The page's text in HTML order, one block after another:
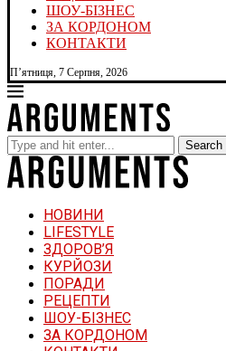
ШОУ-БІЗНЕС
ЗА КОРДОНОМ
КОНТАКТИ
П’ятниця, 7 Серпня, 2026
Search
НОВИНИ
LIFESTYLE
ЗДОРОВ’Я
КУРЙОЗИ
ПОРАДИ
РЕЦЕПТИ
ШОУ-БІЗНЕС
ЗА КОРДОНОМ